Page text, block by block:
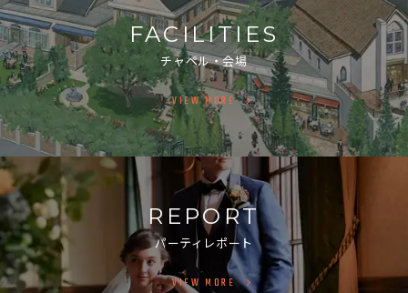
FACILITIES
チャペル・会場
VIEW MORE
REPORT
パーティレポート
VIEW MORE